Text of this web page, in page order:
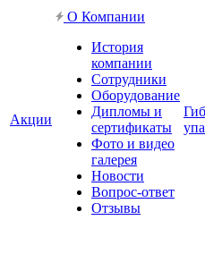
Акции
О Компании
История
компании
Сотрудники
Оборудование
Дипломы и
сертификаты
Фото и видео
галерея
Новости
Вопрос-ответ
Отзывы